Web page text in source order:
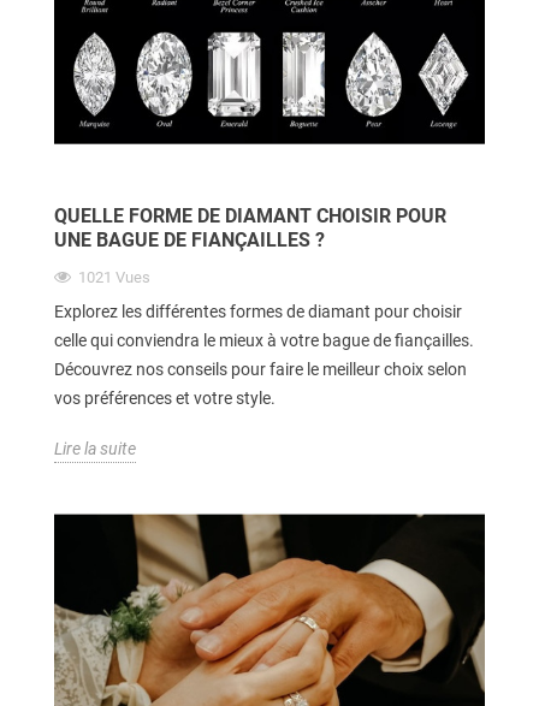
QUELLE FORME DE DIAMANT CHOISIR POUR
UNE BAGUE DE FIANÇAILLES ?
1021 Vues
Explorez les différentes formes de diamant pour choisir
celle qui conviendra le mieux à votre bague de fiançailles.
Découvrez nos conseils pour faire le meilleur choix selon
vos préférences et votre style.
Lire la suite